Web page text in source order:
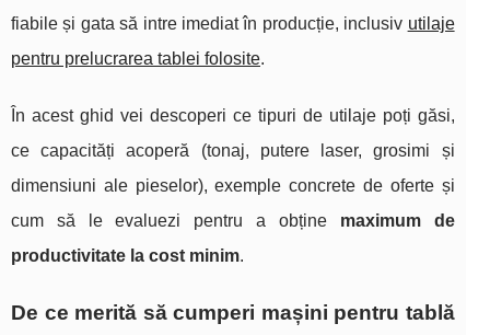
fiabile și gata să intre imediat în producție, inclusiv utilaje
pentru prelucrarea tablei folosite.
În acest ghid vei descoperi ce tipuri de utilaje poți găsi,
ce capacități acoperă (tonaj, putere laser, grosimi și
dimensiuni ale pieselor), exemple concrete de oferte și
cum să le evaluezi pentru a obține maximum de
productivitate la cost minim.
De ce merită să cumperi mașini pentru tablă